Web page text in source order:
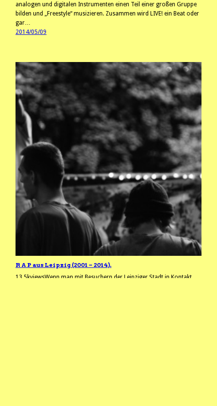
analogen und digitalen Instrumenten einen Teil einer großen Gruppe
bilden und „Freestyle“ musizieren. Zusammen wird LIVE! ein Beat oder
gar…
2014/05/09
R A P aus Leipzig (2001 – 2014).
13.5kviewsWenn man mit Besuchern der Leipziger Stadt in Kontakt